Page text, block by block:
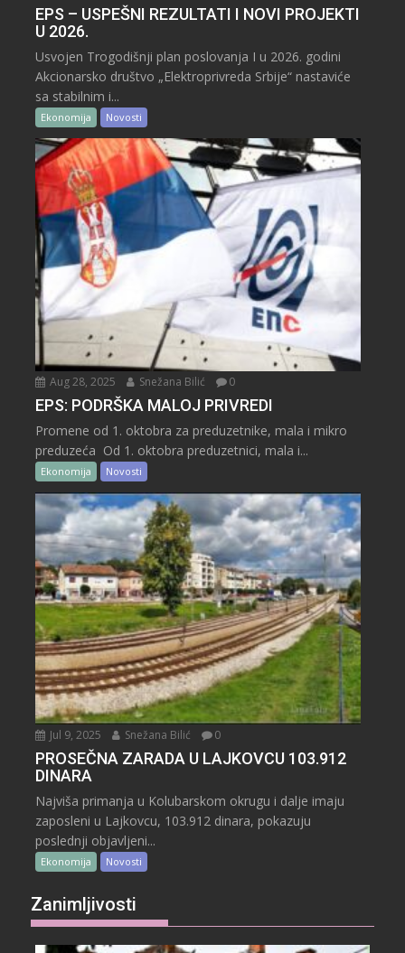
EPS – USPEŠNI REZULTATI I NOVI PROJEKTI
U 2026.
Usvojen Trogodišnji plan poslovanja I u 2026. godini
Akcionarsko društvo „Elektroprivreda Srbije“ nastaviće
sa stabilnim i...
Ekonomija Novosti
Aug 28, 2025 Snežana Bilić 0
EPS: PODRŠKA MALOJ PRIVREDI
Promene od 1. oktobra za preduzetnike, mala i mikro
preduzeća Od 1. oktobra preduzetnici, mala i...
Ekonomija Novosti
Jul 9, 2025 Snežana Bilić 0
PROSEČNA ZARADA U LAJKOVCU 103.912
DINARA
Najviša primanja u Kolubarskom okrugu i dalje imaju
zaposleni u Lajkovcu, 103.912 dinara, pokazuju
poslednji objavljeni...
Ekonomija Novosti
Zanimljivosti